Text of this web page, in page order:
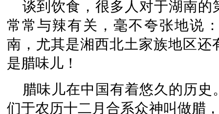
谈到饮食，很多人对于湖南
常常与辣有关，毫不夸张地说
南，尤其是湘西北土家族地区
是腊味儿！
腊味儿在中国有着悠久的历
们于农历十二月合系众神叫做腊